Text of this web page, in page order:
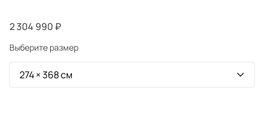
2 304 990 ₽
Выберите размер